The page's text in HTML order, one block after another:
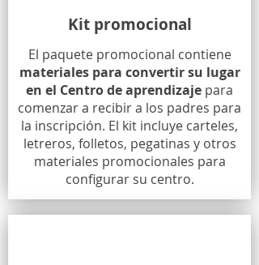
Kit promocional
El paquete promocional contiene
materiales para convertir su lugar
en el Centro de aprendizaje para
comenzar a recibir a los padres para
la inscripción. El kit incluye carteles,
letreros, folletos, pegatinas y otros
materiales promocionales para
configurar su centro.